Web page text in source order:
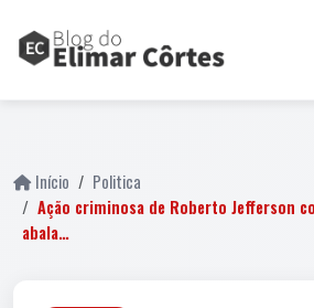
Início
Politica
Ação criminosa de Roberto Jefferson
abala…